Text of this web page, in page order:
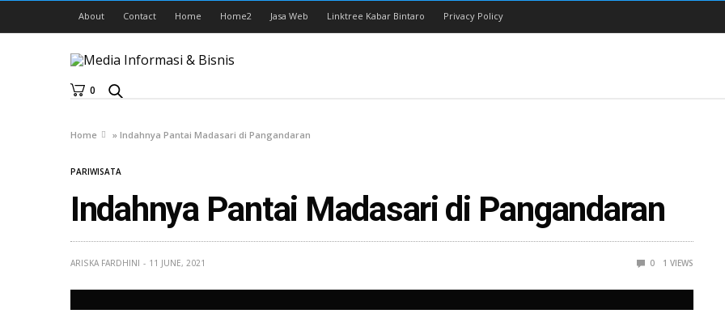
About Contact Home Home2 Jasa Web Linktree Kabar Bintaro Privacy Policy
0
Home »Indahnya Pantai Madasari di Pangandaran
PARIWISATA
Indahnya Pantai Madasari di Pangandaran
ARISKA FARDHINI 11 JUNE, 2021 0 1 VIEWS